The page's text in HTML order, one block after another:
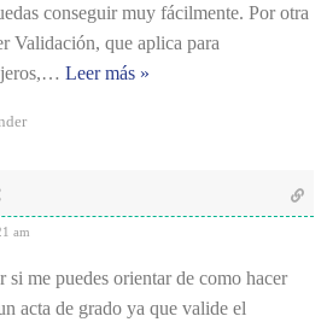
conseguir muy fácilmente. Por otra
Validación, que aplica para
… Leer más »
am
si me puedes orientar de como hacer
acta de grado ya que valide el